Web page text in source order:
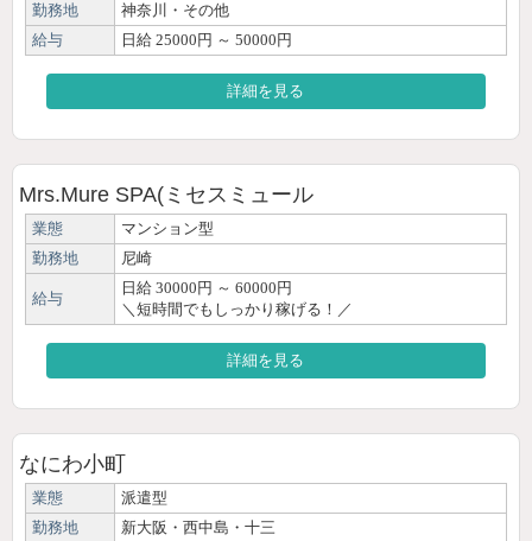
勤務地
神奈川・その他
給与
日給 25000円 ～ 50000円
詳細を見る
Mrs.Mure SPA(ミセスミュール
業態
マンション型
勤務地
尼崎
給与
日給 30000円 ～ 60000円
＼短時間でもしっかり稼げる！／
詳細を見る
なにわ小町
業態
派遣型
勤務地
新大阪・西中島・十三